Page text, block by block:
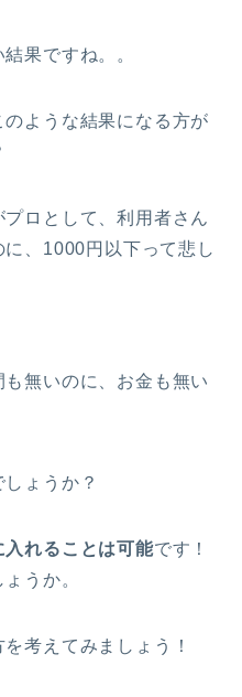
果ですね。。
ような結果になる方が
ロとして、利用者さん
、1000円以下って悲し
無いのに、お金も無い
ょうか？
入れることは可能です！
うか。
考えてみましょう！